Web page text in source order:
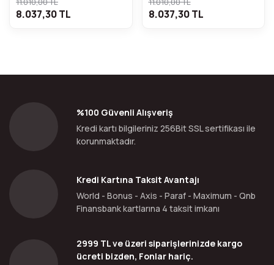
8.037,30 TL 8.037,30 TL
%100 Güvenli Alışveriş
Kredi kartı bilgileriniz 256Bit SSL sertifikası ile
korunmaktadır.
Kredi Kartına Taksit Avantajı
World - Bonus - Axis - Paraf - Maximum - Qnb
Finansbank kartlarına 4 taksit imkanı
2999 TL ve üzeri siparişlerinizde kargo
ücreti bizden, Fonlar hariç.